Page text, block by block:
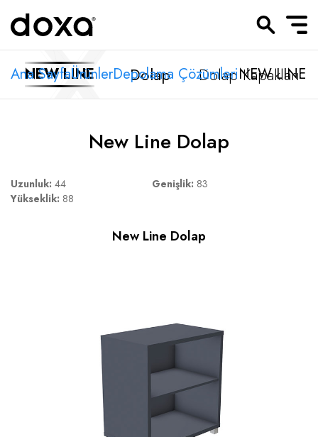
Ana SayfaÜrünlerDepolama ÇözümleriNEW LINE
NEW LINE Dolap Dolap Kapakları
New Line Dolap
Uzunluk: 44 Genişlik: 83
Yükseklik: 88
New Line Dolap